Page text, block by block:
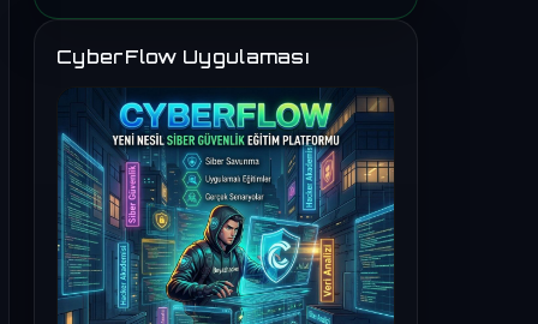
CyberFlow Uygulaması